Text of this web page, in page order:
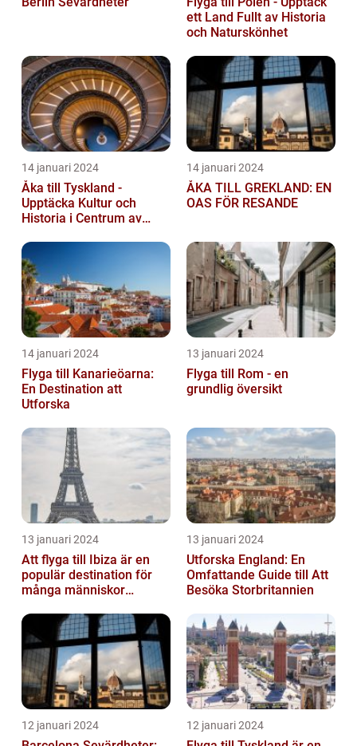
ett Land Fullt av Historia
och Naturskönhet
14 januari 2024
Åka till Tyskland -
Upptäcka Kultur och
Historia i Centrum av
14 januari 2024
ÅKA TILL GREKLAND: EN
OAS FÖR RESANDE
14 januari 2024
Flyga till Kanarieöarna:
En Destination att
Utforska
13 januari 2024
Flyga till Rom - en
grundlig översikt
13 januari 2024
Att flyga till Ibiza är en
populär destination för
många människor
13 januari 2024
Utforska England: En
Omfattande Guide till Att
Besöka Storbritannien
12 januari 2024 12 januari 2024